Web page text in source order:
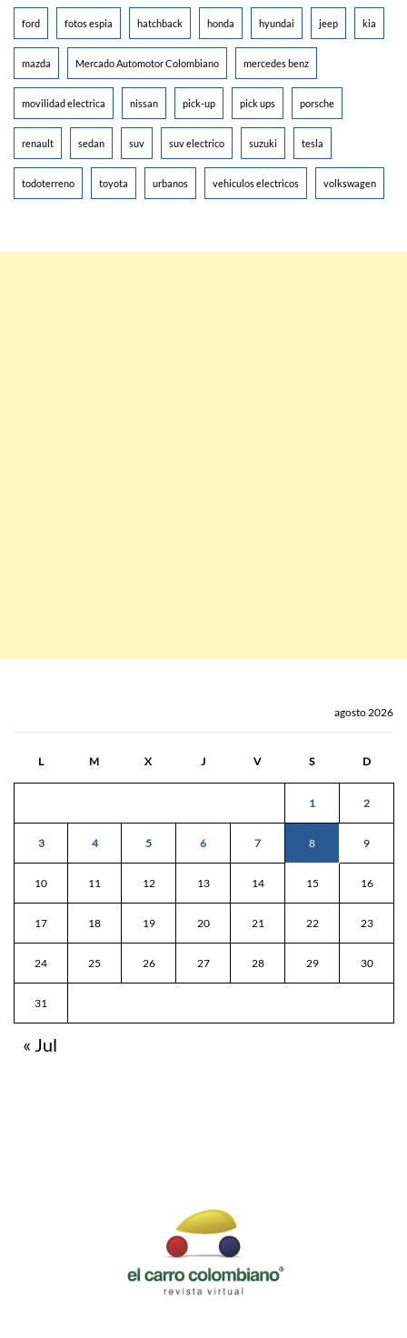
ford fotos espia hatchback honda hyundai jeep kia
mazda Mercado Automotor Colombiano mercedes benz
movilidad electrica nissan pick-up pick ups porsche
renault sedan suv suv electrico suzuki tesla
todoterreno toyota urbanos vehiculos electricos volkswagen
agosto 2026
L M X J V S D
1 2
3 4 5 6 7 8 9
10 11 12 13 14 15 16
17 18 19 20 21 22 23
24 25 26 27 28 29 30
31
« Jul